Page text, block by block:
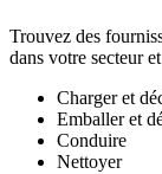
Trouvez des
dans votre secteur
Charger et
Emballer et
Conduire
Nettoyer